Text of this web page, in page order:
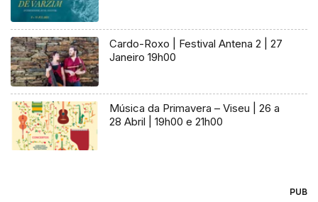
Cardo-Roxo | Festival Antena 2 | 27
Janeiro 19h00
Música da Primavera – Viseu | 26 a
28 Abril | 19h00 e 21h00
PUB